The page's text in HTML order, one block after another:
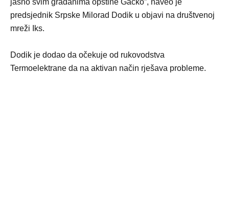
jasno svim građanima opštine Gacko”, naveo je
predsjednik Srpske Milorad Dodik u objavi na društvenoj
mreži Iks.
Dodik je dodao da očekuje od rukovodstva
Termoelektrane da na aktivan način rješava probleme.